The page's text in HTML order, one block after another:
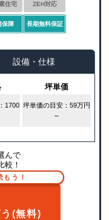
住宅 ZEH対応
保障 長期無料保証
設備・仕様
坪単価
1700 坪単価の目安：59万円
～
んで
較！
もう！
(無料)